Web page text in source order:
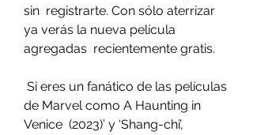
sin  registrarte. Con sólo aterrizar
ya verás la nueva película
agregadas  recientemente gratis.
de Marvel como A Haunting in
Venice  (2023)’ y ‘Shang-chi’,